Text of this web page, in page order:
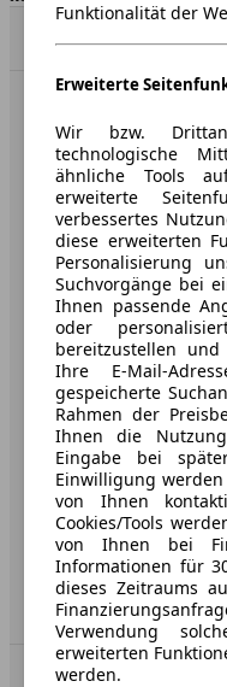
Unternehmen
Über AutoScout24
Presse
Karriere
Werbung
AGB
Datenschutz
Impressum
Erklärung zur
Service
Händler
In Verbindung bleiben
Funktionalität der
Erweiterte
Wir bzw.
technologische
ähnliche Tools
erweiterte
verbessertes
diese erweiterten
Personalisierung
Suchvorgänge bei
Ihnen passende
oder
bereitzustellen
Ihre E-Mail-
gespeicherte
Rahmen der
Ihnen die
Eingabe bei
Einwilligung
von Ihnen
Cookies/Tools
von Ihnen bei
Informationen für
dieses Zeitraums
Verwendung
erweiterten
werden.